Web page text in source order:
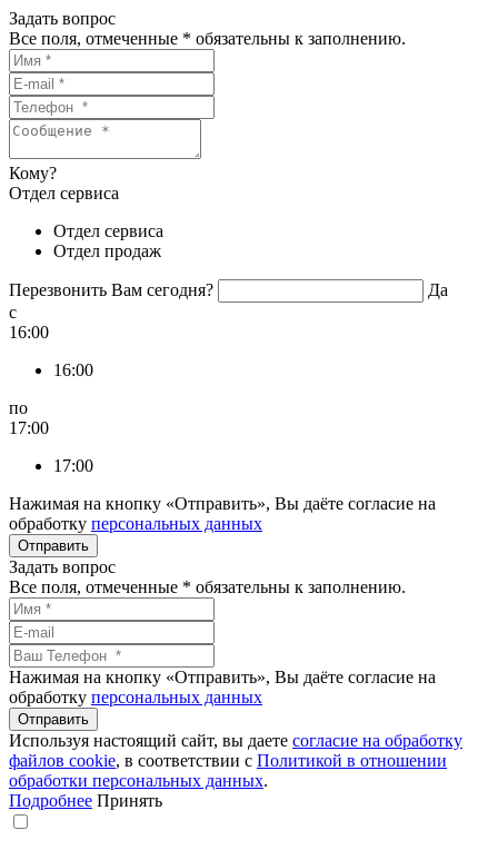
Задать вопрос
Все поля, отмеченные * обязательны к заполнению.
Кому?
Отдел сервиса
Отдел сервиса
Отдел продаж
Перезвонить Вам сегодня?
Да
c
16:00
16:00
по
17:00
17:00
Нажимая на кнопку «Отправить», Вы даёте согласие на
обработку персональных данных
Задать вопрос
Все поля, отмеченные * обязательны к заполнению.
Нажимая на кнопку «Отправить», Вы даёте согласие на
обработку персональных данных
Используя настоящий сайт, вы даете согласие на обработку
файлов сookie, в соответствии с Политикой в отношении
обработки персональных данных.
Подробнее Принять